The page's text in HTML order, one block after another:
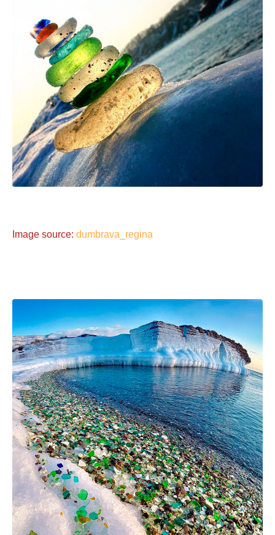
Image source: dumbrava_regina